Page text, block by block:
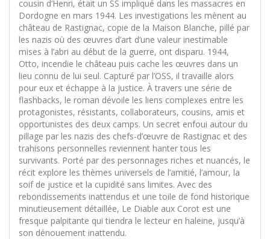
cousin d’Henri, était un SS impliqué dans les massacres en
Dordogne en mars 1944. Les investigations les mènent au
château de Rastignac, copie de la Maison Blanche, pillé par
les nazis où des œuvres d’art d’une valeur inestimable
mises à l’abri au début de la guerre, ont disparu. 1944,
Otto, incendie le château puis cache les œuvres dans un
lieu connu de lui seul. Capturé par l’OSS, il travaille alors
pour eux et échappe à la justice. À travers une série de
flashbacks, le roman dévoile les liens complexes entre les
protagonistes, résistants, collaborateurs, cousins, amis et
opportunistes des deux camps. Un secret enfoui autour du
pillage par les nazis des chefs-d’œuvre de Rastignac et des
trahisons personnelles reviennent hanter tous les
survivants. Porté par des personnages riches et nuancés, le
récit explore les thèmes universels de l’amitié, l’amour, la
soif de justice et la cupidité sans limites. Avec des
rebondissements inattendus et une toile de fond historique
minutieusement détaillée, Le Diable aux Corot est une
fresque palpitante qui tiendra le lecteur en haleine, jusqu’à
son dénouement inattendu.